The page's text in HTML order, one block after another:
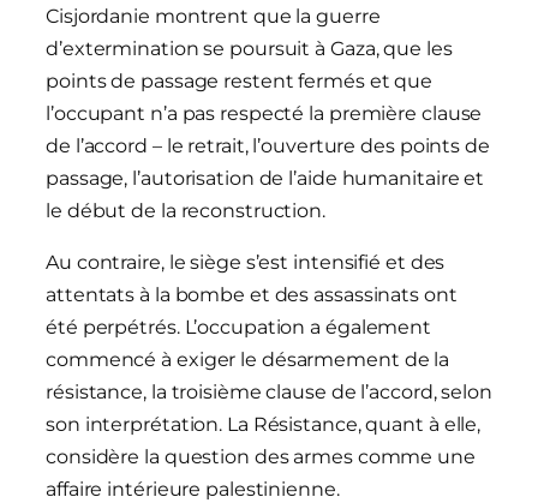
Cisjordanie montrent que la guerre
d’extermination se poursuit à Gaza, que les
points de passage restent fermés et que
l’occupant n’a pas respecté la première clause
de l’accord – le retrait, l’ouverture des points de
passage, l’autorisation de l’aide humanitaire et
le début de la reconstruction.
Au contraire, le siège s’est intensifié et des
attentats à la bombe et des assassinats ont
été perpétrés. L’occupation a également
commencé à exiger le désarmement de la
résistance, la troisième clause de l’accord, selon
son interprétation. La Résistance, quant à elle,
considère la question des armes comme une
affaire intérieure palestinienne.